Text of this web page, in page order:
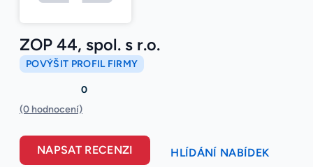
ZOP 44, spol. s r.o.
POVÝŠIT PROFIL FIRMY
0
(0 hodnocení)
NAPSAT RECENZI HLÍDÁNÍ NABÍDEK